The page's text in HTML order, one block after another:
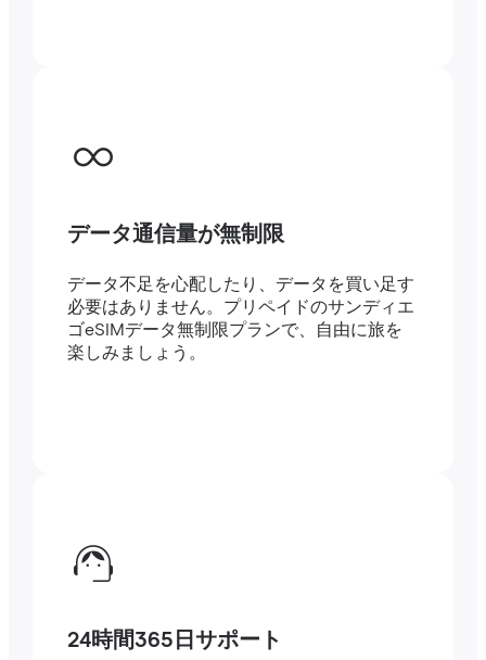
データ通信量が無制限
データ不足を心配したり、データを買い足す
必要はありません。プリペイドのサンディエ
ゴeSIMデータ無制限プランで、自由に旅を
楽しみましょう。
24時間365日サポート